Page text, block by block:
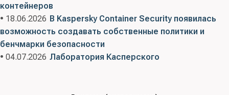
контейнеров
• 18.06.2026 В Kaspersky Container Security появилась
возможность создавать собственные политики и
бенчмарки безопасности
• 04.07.2026 Лаборатория Касперского